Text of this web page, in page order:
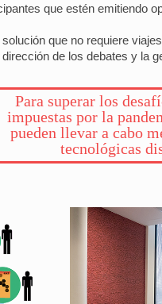
que estén emitiendo
que no requiere
de los debates y la
Para superar los
impuestas por la
pueden llevar a cabo
tecnológicas